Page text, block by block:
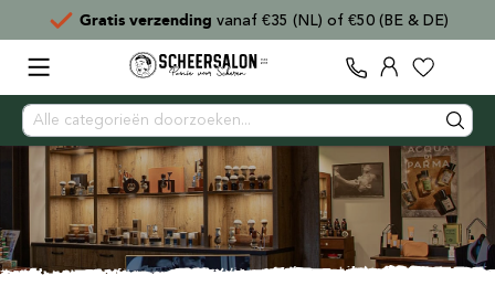
Gratis verzendingvanaf €35 (NL) of €50 (BE & DE)